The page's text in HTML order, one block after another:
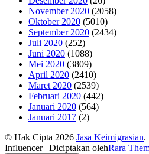
November 2020 (2058)
Oktober 2020 (5010)
September 2020 (2434)
Juli 2020 (252)
Juni 2020 (1088)
Mei 2020 (3809)
April 2020 (2410)
Maret 2020 (2539)
Februari 2020 (442)
Januari 2020 (564)
Januari 2017 (2)
© Hak Cipta 2026 Jasa Keimigrasian.
Influencer | Diciptakan olehRara